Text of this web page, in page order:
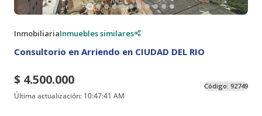
InmobiliariaInmuebles similares
Consultorio en Arriendo en CIUDAD DEL RIO
$ 4.500.000
Última actualización: 10:47:41 AM
Código: 92749